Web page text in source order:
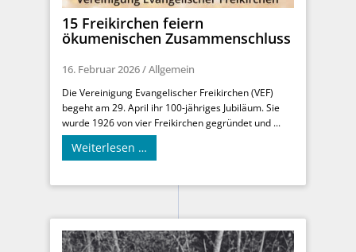
15 Freikirchen feiern
ökumenischen Zusammenschluss
16. Februar 2026/Allgemein
Die Vereinigung Evangelischer Freikirchen (VEF)
begeht am 29. April ihr 100-jähriges Jubiläum. Sie
wurde 1926 von vier Freikirchen gegründet und ...
Weiterlesen …